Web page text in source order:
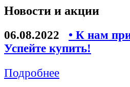
Конденсаторы
Якоря, статоры
Аккумуляторы, зарядные
Ремни для электроинструмента
Новости и акции
06.08.2022
• К нам
Успейте купить!
Подробнее